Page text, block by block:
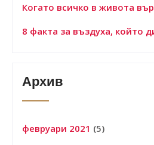
Когато всичко в живота
8 факта за въздуха, който
Архив
февруари 2021 (5)